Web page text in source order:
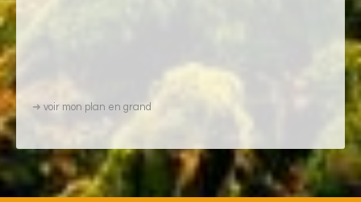
➜ voir mon plan en grand